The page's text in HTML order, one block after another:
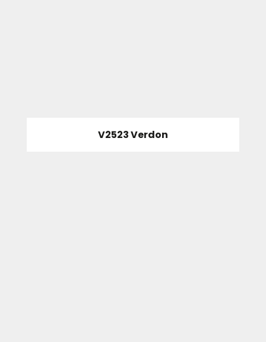
V2523 Verdon